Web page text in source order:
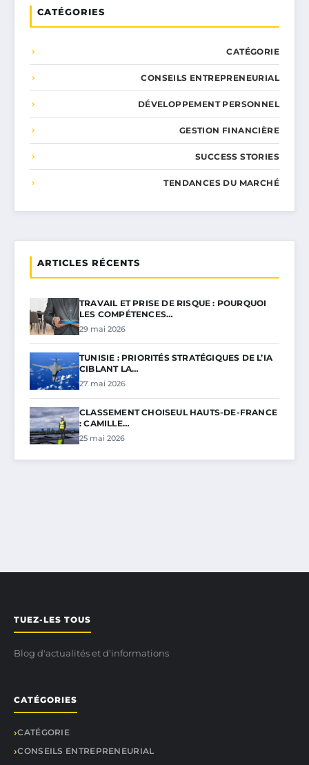
CATÉGORIES
CATÉGORIE
CONSEILS ENTREPRENEURIAL
DÉVELOPPEMENT PERSONNEL
GESTION FINANCIÈRE
SUCCESS STORIES
TENDANCES DU MARCHÉ
ARTICLES RÉCENTS
TRAVAIL ET PRISE DE RISQUE : POURQUOI
LES COMPÉTENCES…
29 mai 2026
TUNISIE : PRIORITÉS STRATÉGIQUES DE L’IA
CIBLANT LA…
27 mai 2026
CLASSEMENT CHOISEUL HAUTS-DE-FRANCE
: CAMILLE…
25 mai 2026
TUEZ-LES TOUS
Blog d'actualités et d'informations
CATÉGORIES
CATÉGORIE
CONSEILS ENTREPRENEURIAL